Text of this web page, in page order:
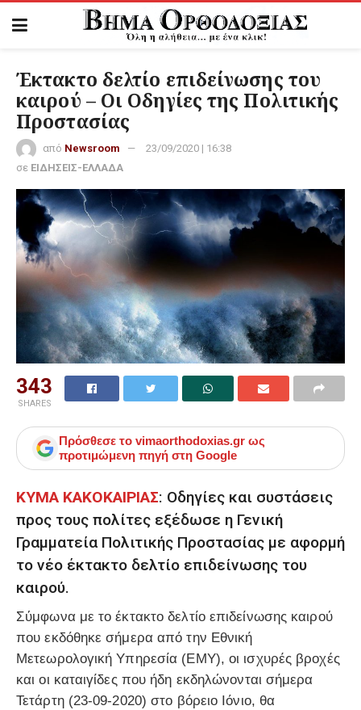
Έκτακτο δελτίο επιδείνωσης του
καιρού – Οι Οδηγίες της Πολιτικής
Προστασίας
από Newsroom
23/09/2020 | 16:38
σε ΕΙΔΗΣΕΙΣ-ΕΛΛΑΔΑ
343
SHARES
Πρόσθεσε το vimaorthodoxias.gr ως
προτιμώμενη πηγή στη Google
ΚΥΜΑ ΚΑΚΟΚΑΙΡΙΑΣ: Οδηγίες και συστάσεις
προς τους πολίτες εξέδωσε η Γενική
Γραμματεία Πολιτικής Προστασίας με αφορμή
το νέο έκτακτο δελτίο επιδείνωσης του
καιρού.
Σύμφωνα με το έκτακτο δελτίο επιδείνωσης καιρού
που εκδόθηκε σήμερα από την Εθνική
Μετεωρολογική Υπηρεσία (ΕΜΥ), οι ισχυρές βροχές
και οι καταιγίδες που ήδη εκδηλώνονται σήμερα
Τετάρτη (23-09-2020) στο βόρειο Ιόνιο, θα